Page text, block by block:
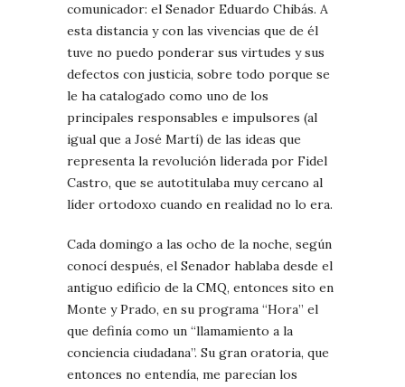
comunicador: el Senador Eduardo Chibás. A
esta distancia y con las vivencias que de él
tuve no puedo ponderar sus virtudes y sus
defectos con justicia, sobre todo porque se
le ha catalogado como uno de los
principales responsables e impulsores (al
igual que a José Martí) de las ideas que
representa la revolución liderada por Fidel
Castro, que se autotitulaba muy cercano al
líder ortodoxo cuando en realidad no lo era.
Cada domingo a las ocho de la noche, según
conocí después, el Senador hablaba desde el
antiguo edificio de la CMQ, entonces sito en
Monte y Prado, en su programa “Hora” el
que definía como un “llamamiento a la
conciencia ciudadana”. Su gran oratoria, que
entonces no entendía, me parecían los